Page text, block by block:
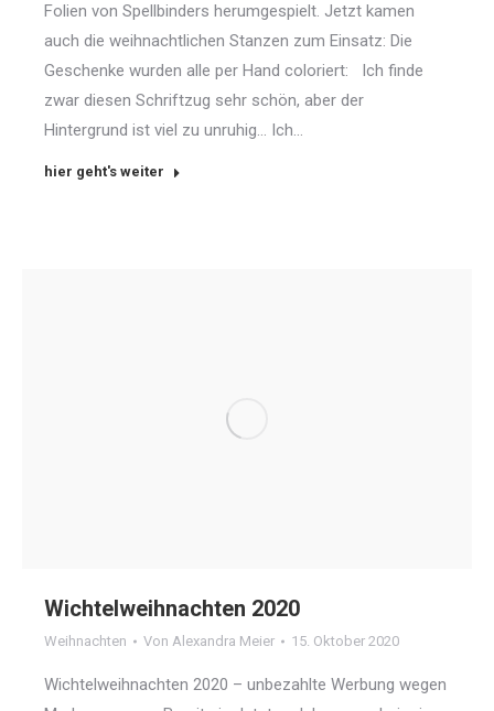
Folien von Spellbinders herumgespielt. Jetzt kamen
auch die weihnachtlichen Stanzen zum Einsatz: Die
Geschenke wurden alle per Hand coloriert: Ich finde
zwar diesen Schriftzug sehr schön, aber der
Hintergrund ist viel zu unruhig… Ich…
hier geht's weiter
Wichtelweihnachten 2020
Weihnachten Von Alexandra Meier 15. Oktober 2020
Wichtelweihnachten 2020 – unbezahlte Werbung wegen